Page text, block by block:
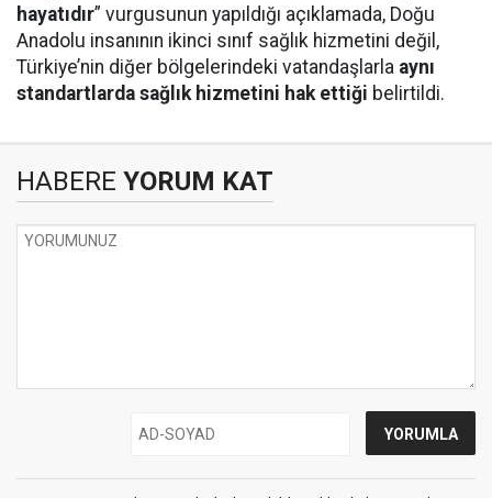
hayatıdır” vurgusunun yapıldığı açıklamada, Doğu
Anadolu insanının ikinci sınıf sağlık hizmetini değil,
Türkiye’nin diğer bölgelerindeki vatandaşlarla aynı
standartlarda sağlık hizmetini hak ettiği belirtildi.
HABERE YORUM KAT